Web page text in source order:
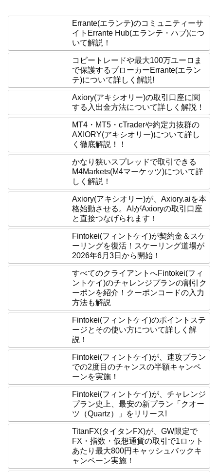
Errante(エランテ)のコミュニティーサ
イトErrante Hub(エランテ・ハブ)につ
いて解説！
コピートレードや最大100万ユーロま
で保護するブローカーErrante(エラン
テ)について詳しく解説!
Axiory(アキシオリー)の取引口座に関
する入出金方法について詳しく解説！
MT4・MT5・cTraderや約定力抜群の
AXIORY(アキシオリー)について詳し
く徹底解説！！
かなり狭いスプレッドで取引できる
M4Markets(M4マーケッツ)について詳
しく解説！
Axiory(アキシオリー)が、Axiory.aiを本
格始動させる。AIがAxioryの取引口座
と直接つなげられます！
Fintokei(フィントケイ)が契約金＆スケ
ーリングを復活！スケーリング道場が
2026年6月3日から開始！
すべてのクライアントへFintokei(フィ
ントケイ)のチャレンジプランの割引ク
ーポンを紹介！クーポンコードの入力
方法も解説
Fintokei(フィントケイ)のポイントステ
ージとその使い方について詳しく解
説！
Fintokei(フィントケイ)が、速攻プラン
での2度目のチャンスの半額キャンペ
ーンを実施！
Fintokei(フィントケイ)が、チャレンジ
プラン史上、最安の新プラン「クオー
ツ（Quartz）」をリリース!
TitanFX(タイタンFX)が、GW限定で
FX・指数・仮想通貨の取引で1ロット
あたり最大800円キャッシュバックキ
ャンペーン実施！